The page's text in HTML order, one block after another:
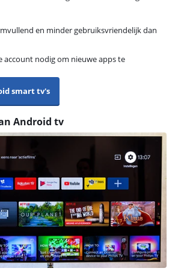
en minder gebruiksvriendelijk dan
account nodig om nieuwe apps te
smart tv's
Android tv